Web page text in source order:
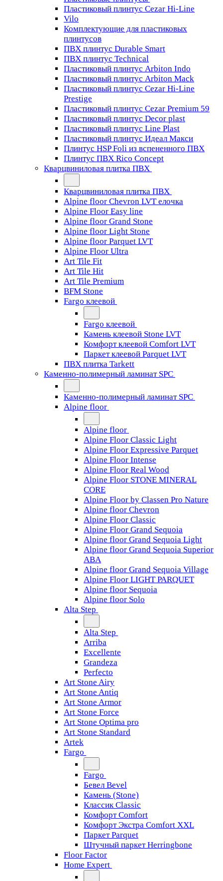
Пластиковый плинтус Cezar Hi-Line
Vilo
Комплектующие для пластиковых
плинтусов
ПВХ плинтус Durable Smart
ПВХ плинтус Technical
Пластиковый плинтус Arbiton Indo
Пластиковый плинтус Arbiton Mack
Пластиковый плинтус Cezar Hi-Line
Prestige
Пластиковый плинтус Cezar Premium 59
Пластиковый плинтус Decor plast
Пластиковый плинтус Line Plast
Пластиковый плинтус Идеал Макси
Плинтус HSP Foli из вспененного ПВХ
Плинтус ПВХ Rico Concept
Кварцвиниловая плитка ПВХ
Кварцвиниловая плитка ПВХ
Alpine floor Chevron LVT елочка
Alpine Floor Easy line
Alpine floor Grand Stone
Alpine floor Light Stone
Alpine floor Parquet LVT
Alpine Floor Ultra
Art Tile Fit
Art Tile Hit
Art Tile Premium
BFM Stone
Fargo клеевой
Fargo клеевой
Камень клеевой Stone LVT
Комфорт клеевой Comfort LVT
Паркет клеевой Parquet LVT
ПВХ плитка Tarkett
Каменно-полимерный ламинат SPC
Каменно-полимерный ламинат SPC
Alpine floor
Alpine floor
Alpine Floor Classic Light
Alpine Floor Expressive Parquet
Alpine Floor Intense
Alpine Floor Real Wood
Alpine Floor STONE MINERAL
CORE
Alpine Floor by Classen Pro Nature
Alpine floor Chevron
Alpine Floor Classic
Alpine Floor Grand Sequoia
Alpine floor Grand Sequoia Light
Alpine floor Grand Sequoia Superior
ABA
Alpine floor Grand Sequoia Village
Alpine Floor LIGHT PARQUET
Alpine floor Sequoia
Alpine floor Solo
Alta Step
Alta Step
Arriba
Excellente
Grandeza
Perfecto
Art Stone Airy
Art Stone Antiq
Art Stone Armor
Art Stone Force
Art Stone Optima pro
Art Stone Standard
Artek
Fargo
Fargo
Бевел Bevel
Камень (Stone)
Классик Classic
Комфорт Comfort
Комфорт Экстра Comfort XXL
Паркет Parquet
Штучный паркет Herringbone
Floor Factor
Home Expert